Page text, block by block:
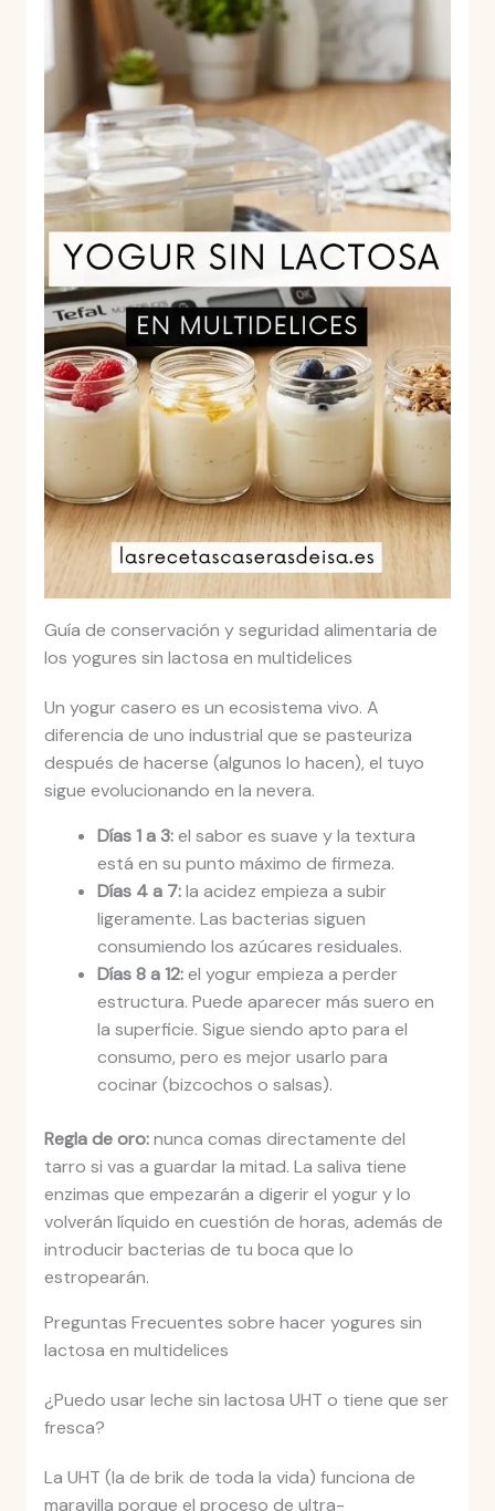
Guía de conservación y seguridad alimentaria de
los yogures sin lactosa en multidelices
Un yogur casero es un ecosistema vivo. A
diferencia de uno industrial que se pasteuriza
después de hacerse (algunos lo hacen), el tuyo
sigue evolucionando en la nevera.
Días 1 a 3:el sabor es suave y la textura
está en su punto máximo de firmeza.
Días 4 a 7:la acidez empieza a subir
ligeramente. Las bacterias siguen
consumiendo los azúcares residuales.
Días 8 a 12:el yogur empieza a perder
estructura. Puede aparecer más suero en
la superficie. Sigue siendo apto para el
consumo, pero es mejor usarlo para
cocinar (bizcochos o salsas).
Regla de oro:nunca comas directamente del
tarro si vas a guardar la mitad. La saliva tiene
enzimas que empezarán a digerir el yogur y lo
volverán líquido en cuestión de horas, además de
introducir bacterias de tu boca que lo
estropearán.
Preguntas Frecuentes sobre hacer yogures sin
lactosa en multidelices
¿Puedo usar leche sin lactosa UHT o tiene que ser
fresca?
La UHT (la de brik de toda la vida) funciona de
maravilla porque el proceso de ultra-